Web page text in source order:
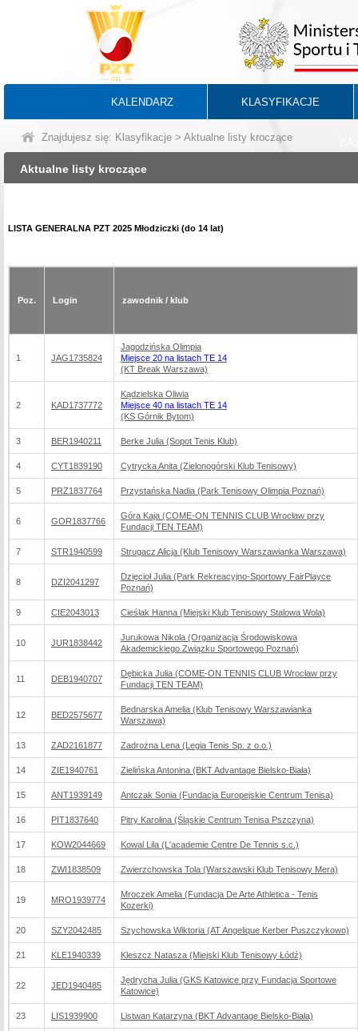
KALENDARZ KLASYFIKACJE
Znajdujesz się: Klasyfikacje > Aktualne listy kroczące
Aktualne listy kroczące
LISTA GENERALNA PZT 2025 Młodziczki (do 14 lat)
Poz. Login zawodnik / klub
1 JAG1735824
Jagodzińska Olimpia
Miejsce 20 na listach TE 14
(KT Break Warszawa)
2 KAD1737772
Kądzielska Oliwia
Miejsce 40 na listach TE 14
(KS Górnik Bytom)
3 BER1940211 Berke Julia (Sopot Tenis Klub)
4 CYT1839190 Cytrycka Anita (Zielonogórski Klub Tenisowy)
5 PRZ1837764 Przystańska Nadia (Park Tenisowy Olimpia Poznań)
6 GOR1837766
Góra Kaja (COME-ON TENNIS CLUB Wrocław przy
Fundacji TEN TEAM)
7 STR1940599 Strugacz Alicja (Klub Tenisowy Warszawianka Warszawa)
8 DZI2041297
Dzięcioł Julia (Park Rekreacyjno-Sportowy FairPlayce
Poznań)
9 CIE2043013 Cieślak Hanna (Miejski Klub Tenisowy Stalowa Wola)
10 JUR1838442
Jurukowa Nikola (Organizacja Środowiskowa
Akademickiego Związku Sportowego Poznań)
11 DEB1940707
Dębicka Julia (COME-ON TENNIS CLUB Wrocław przy
Fundacji TEN TEAM)
12 BED2575677
Bednarska Amelia (Klub Tenisowy Warszawianka
Warszawa)
13 ZAD2161877 Zadrożna Lena (Legia Tenis Sp. z o.o.)
14 ZIE1940761 Zielińska Antonina (BKT Advantage Bielsko-Biała)
15 ANT1939149 Antczak Sonia (Fundacja Europejskie Centrum Tenisa)
16 PIT1837640 Pitry Karolina (Śląskie Centrum Tenisa Pszczyna)
17 KOW2044669 Kowal Lila (L'academie Centre De Tennis s.c.)
18 ZWI1838509 Zwierzchowska Tola (Warszawski Klub Tenisowy Mera)
19 MRO1939774
Mroczek Amelia (Fundacja De Arte Athletica - Tenis
Kozerki)
20 SZY2042485 Szychowska Wiktoria (AT Angelique Kerber Puszczykowo)
21 KLE1940339 Kleszcz Natasza (Miejski Klub Tenisowy Łódź)
22 JED1940485
Jędrycha Julia (GKS Katowice przy Fundacja Sportowe
Katowice)
23 LIS1939900 Listwan Katarzyna (BKT Advantage Bielsko-Biała)